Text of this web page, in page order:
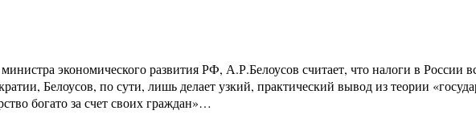
экономического развития РФ, А.Р.Белоусов считает, что налоги в России
Белоусов, по сути, лишь делает узкий, практический вывод из теории
богато за счет своих граждан»…